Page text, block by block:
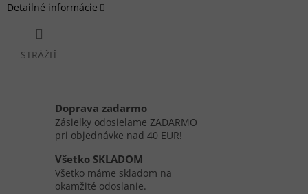
Detailné informácie
STRÁŽIŤ
Doprava zadarmo
Zásielky odosielame ZADARMO
pri objednávke nad 40 EUR!
Všetko SKLADOM
Všetko máme skladom na
okamžité odoslanie.